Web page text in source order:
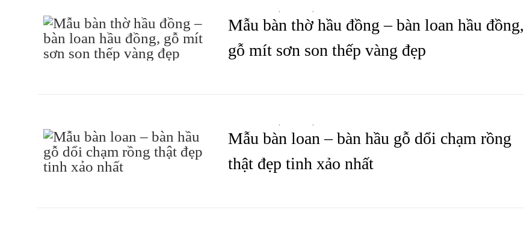
, ,
Mẫu bàn thờ hầu đồng – bàn loan hầu đồng,
gỗ mít sơn son thếp vàng đẹp
, ,
Mẫu bàn loan – bàn hầu gỗ dổi chạm rồng
thật đẹp tinh xảo nhất